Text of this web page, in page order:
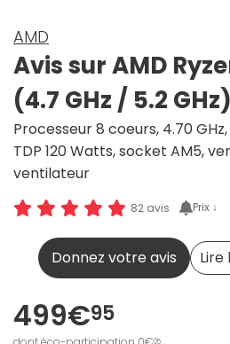
AMD
Avis sur AMD
(4.7 GHz / 5.2 GHz)
Processeur 8 coeurs, 4.70
TDP 120 Watts, socket AM5,
ventilateur
82 avis Prix ↓
Donnez votre avis
499€95
05